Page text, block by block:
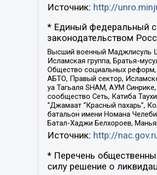
Источник: http://
* Единый федеральный
законодательством
Высший военный Маджлисуль
Исламская группа, Братья-
Общество социальных
АБТО, Правый сектор,
уа Тагьаля SHAM, АУМ
сообщество Сеть, Катиба
“Джамаат “Красный пахарь”,
батальон имени Номана
Батал-Хаджи Белхороев,
Источник: http://
* Перечень
силу решение о